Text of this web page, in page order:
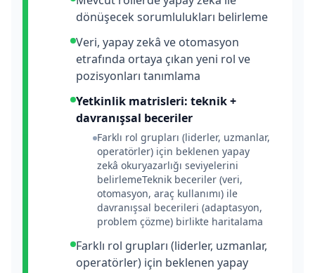
dönüşecek sorumlulukları belirleme
Veri, yapay zekâ ve otomasyon
etrafında ortaya çıkan yeni rol ve
pozisyonları tanımlama
Yetkinlik matrisleri: teknik +
davranışsal beceriler
Farklı rol grupları (liderler, uzmanlar,
operatörler) için beklenen yapay
zekâ okuryazarlığı seviyelerini
belirlemeTeknik beceriler (veri,
otomasyon, araç kullanımı) ile
davranışsal becerileri (adaptasyon,
problem çözme) birlikte haritalama
Farklı rol grupları (liderler, uzmanlar,
operatörler) için beklenen yapay